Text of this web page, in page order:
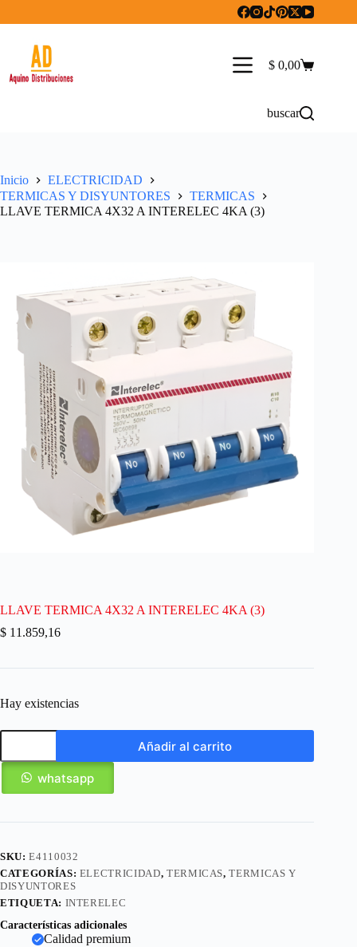
Carro
$ 0,00
buscar
Inicio
ELECTRICIDAD
TERMICAS Y DISYUNTORES
TERMICAS
LLAVE TERMICA 4X32 A INTERELEC 4KA (3)
LLAVE TERMICA 4X32 A INTERELEC 4KA (3)
$ 11.859,16
Hay existencias
Añadir al carrito
whatsapp
SKU:E4110032
CATEGORÍAS: ELECTRICIDAD, TERMICAS,TERMICAS Y
DISYUNTORES
ETIQUETA: INTERELEC
Características adicionales
Calidad premium